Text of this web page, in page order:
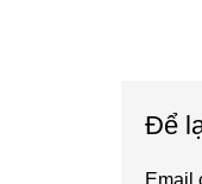
Để